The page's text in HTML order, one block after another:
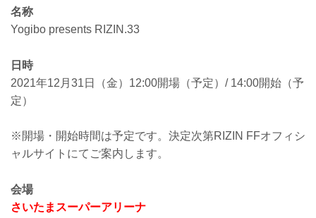
メント 準決勝／朝倉海 vs. 瀧澤謙太
RIZIN JAPAN GP2021 バンタム級トーナ
メント 準決勝／扇久保博正 vs. 井上直...
名称
Yogibo presents RIZIN.33
日時
2021年12月31日（金）12:00開場（予定）/ 14:00開始（予
定）
※開場・開始時間は予定です。決定次第RIZIN FFオフィシ
ャルサイトにてご案内します。
会場
さいたまスーパーアリーナ